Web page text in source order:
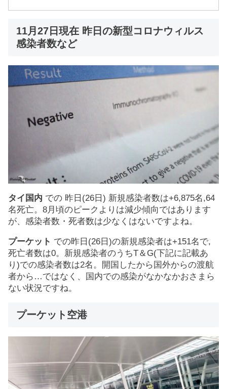
11月27日現在 昨日の新型コロナウィルス
感染者数など
タイ国内 での 昨日(26日) 新規感染者数は+6,875名,64
名死亡。8月頃のピークよりは減少傾向ではあります
が、感染者数・死者数は少なくはないですよね。
プーケット での昨日(26日)の新規感染者は+151名で,
死亡者数は0。新規感染者のうちT＆G(下記に記載あ
り)での感染者数は2名。開国したから国外からの渡航
者から…ではなく、国内での感染がなかなかおさまら
ない状況ですね。
プーケット空港